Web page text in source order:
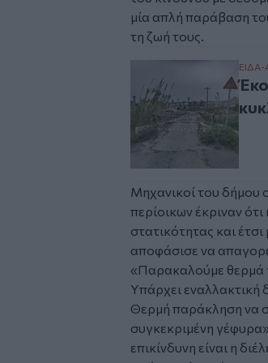
μία απλή παράβαση
τη ζωή τους.
Μηχανικοί του δήμου
περίοικων έκριναν
στατικότητας και
αποφάσισε να
«Παρακαλούμε θερμά
Υπάρχει εναλλακτική
Θερμή παράκληση να
συγκεκριμένη
επικίνδυνη είναι η